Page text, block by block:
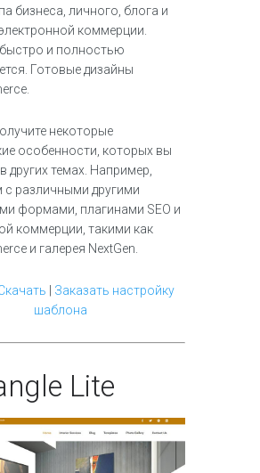
бизнеса, личного, блога и
коммерции.
быстро и полностью
Готовые дизайны
некоторые
особенности, которых вы
других темах. Например,
с различными другими
формами, плагинами SEO и
коммерции, такими как
и галерея NextGen.
Заказать настройку
шаблона
Lite